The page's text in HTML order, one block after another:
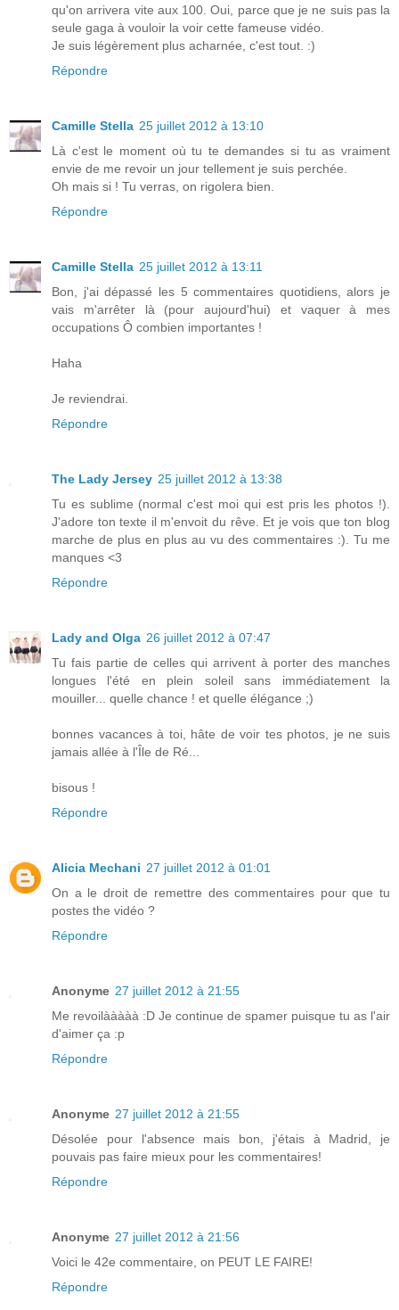
qu'on arrivera vite aux 100. Oui, parce que je ne suis pas la
seule gaga à vouloir la voir cette fameuse vidéo.
Je suis légèrement plus acharnée, c'est tout. :)
Répondre
Camille Stella 25 juillet 2012 à 13:10
Là c'est le moment où tu te demandes si tu as vraiment
envie de me revoir un jour tellement je suis perchée.
Oh mais si ! Tu verras, on rigolera bien.
Répondre
Camille Stella 25 juillet 2012 à 13:11
Bon, j'ai dépassé les 5 commentaires quotidiens, alors je
vais m'arrêter là (pour aujourd'hui) et vaquer à mes
occupations Ô combien importantes !
Haha
Je reviendrai.
Répondre
The Lady Jersey 25 juillet 2012 à 13:38
Tu es sublime (normal c'est moi qui est pris les photos !).
J'adore ton texte il m'envoit du rêve. Et je vois que ton blog
marche de plus en plus au vu des commentaires :). Tu me
manques <3
Répondre
Lady and Olga 26 juillet 2012 à 07:47
Tu fais partie de celles qui arrivent à porter des manches
longues l'été en plein soleil sans immédiatement la
mouiller... quelle chance ! et quelle élégance ;)
bonnes vacances à toi, hâte de voir tes photos, je ne suis
jamais allée à l'Île de Ré...
bisous !
Répondre
Alicia Mechani 27 juillet 2012 à 01:01
On a le droit de remettre des commentaires pour que tu
postes the vidéo ?
Répondre
Anonyme 27 juillet 2012 à 21:55
Me revoilààààà :D Je continue de spamer puisque tu as l'air
d'aimer ça :p
Répondre
Anonyme 27 juillet 2012 à 21:55
Désolée pour l'absence mais bon, j'étais à Madrid, je
pouvais pas faire mieux pour les commentaires!
Répondre
Anonyme 27 juillet 2012 à 21:56
Voici le 42e commentaire, on PEUT LE FAIRE!
Répondre